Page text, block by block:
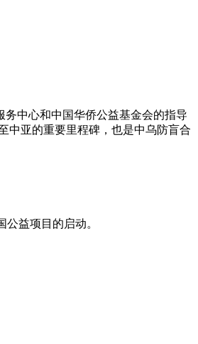
务中心和中国华侨公益基金会的指导
中亚的重要里程碑，也是中乌防盲合
益项目的启动。